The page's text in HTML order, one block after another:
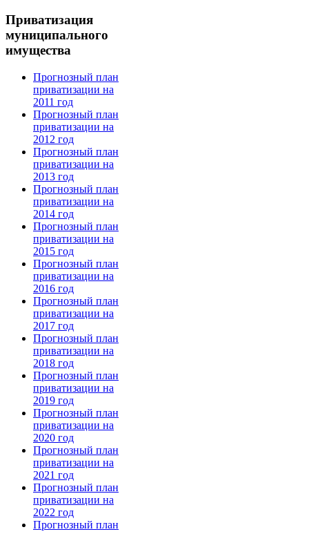
Приватизация
муниципального
имущества
Прогнозный план
приватизации на
2011 год
Прогнозный план
приватизации на
2012 год
Прогнозный план
приватизации на
2013 год
Прогнозный план
приватизации на
2014 год
Прогнозный план
приватизации на
2015 год
Прогнозный план
приватизации на
2016 год
Прогнозный план
приватизации на
2017 год
Прогнозный план
приватизации на
2018 год
Прогнозный план
приватизации на
2019 год
Прогнозный план
приватизации на
2020 год
Прогнозный план
приватизации на
2021 год
Прогнозный план
приватизации на
2022 год
Прогнозный план